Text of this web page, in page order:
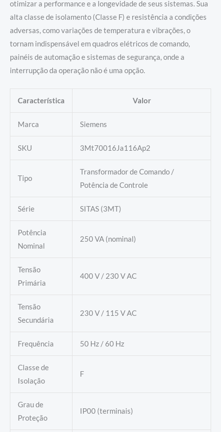
otimizar a performance e a longevidade de seus sistemas. Sua
alta classe de isolamento (Classe F) e resistência a condições
adversas, como variações de temperatura e vibrações, o
tornam indispensável em quadros elétricos de comando,
painéis de automação e sistemas de segurança, onde a
interrupção da operação não é uma opção.
Característica Valor
Marca Siemens
SKU 3Mt70016Ja116Ap2
Tipo
Transformador de Comando /
Potência de Controle
Série SITAS (3MT)
Potência
Nominal
250 VA (nominal)
Tensão
Primária
400 V / 230 V AC
Tensão
Secundária
230 V / 115 V AC
Frequência 50 Hz / 60 Hz
Classe de
Isolação
F
Grau de
Proteção
IP00 (terminais)